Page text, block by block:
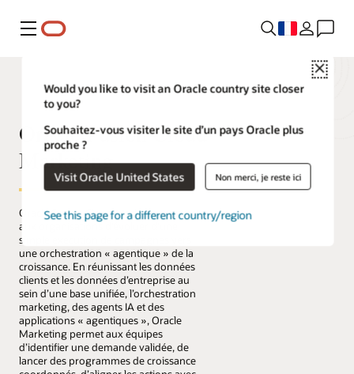
Menu
Close
Would you like to visit an Oracle country site closer
to you?
Souhaitez-vous visiter le site d’un pays Oracle plus
proche ?
Visit Oracle United States Non merci, je reste ici
See this page for a different country/region
Oracle Fusion Cloud
Marketing
Oracle Fusion Cloud Marketing permet
aux organisations d’évoluer d’une
simple exécution de campagnes vers
une orchestration « agentique » de la
croissance. En réunissant les données
clients et les données d’entreprise au
sein d’une base unifiée, l’orchestration
marketing, des agents IA et des
applications « agentiques », Oracle
Marketing permet aux équipes
d’identifier une demande validée, de
lancer des programmes de croissance